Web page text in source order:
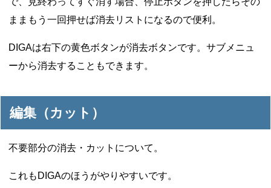
ままもう一回押せば消去リストになるので便利。
DIGAは右下の黄色ボタンが消去ボタンです。サブメニュ
ーから消去することもできます。
編集（カット）
不要部分の消去・カットについて。
これもDIGAのほうがやりやすいです。